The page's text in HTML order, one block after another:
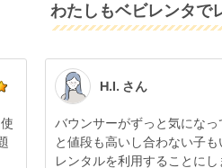
てお届けしております。そ
感はございますが、故障や
す。
点検清掃については
また、レンタル期間の変更
可能です。
い。
わたしもベビレンタで
H.I. さん
バウンサーがずっと気にな
と値段も高いし合わない子
レンタルを利用することに